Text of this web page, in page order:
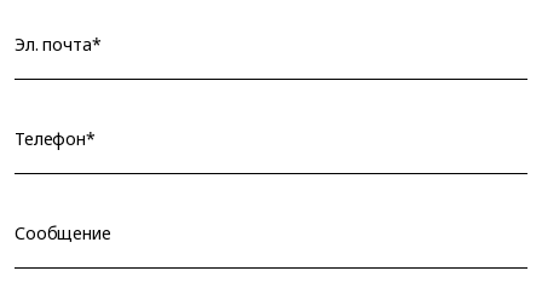
Эл. почта*
Телефон*
Сообщение